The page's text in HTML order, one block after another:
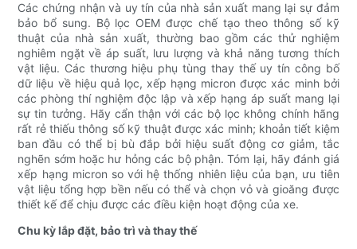
Các chứng nhận và uy tín của nhà sản xuất mang lại sự đảm
bảo bổ sung. Bộ lọc OEM được chế tạo theo thông số kỹ
thuật của nhà sản xuất, thường bao gồm các thử nghiệm
nghiêm ngặt về áp suất, lưu lượng và khả năng tương thích
vật liệu. Các thương hiệu phụ tùng thay thế uy tín công bố
dữ liệu về hiệu quả lọc, xếp hạng micron được xác minh bởi
các phòng thí nghiệm độc lập và xếp hạng áp suất mang lại
sự tin tưởng. Hãy cẩn thận với các bộ lọc không chính hãng
rất rẻ thiếu thông số kỹ thuật được xác minh; khoản tiết kiệm
ban đầu có thể bị bù đắp bởi hiệu suất động cơ giảm, tắc
nghẽn sớm hoặc hư hỏng các bộ phận. Tóm lại, hãy đánh giá
xếp hạng micron so với hệ thống nhiên liệu của bạn, ưu tiên
vật liệu tổng hợp bền nếu có thể và chọn vỏ và gioăng được
thiết kế để chịu được các điều kiện hoạt động của xe.
Chu kỳ lắp đặt, bảo trì và thay thế